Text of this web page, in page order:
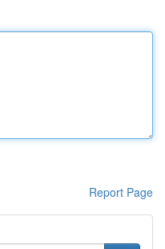
Report Page